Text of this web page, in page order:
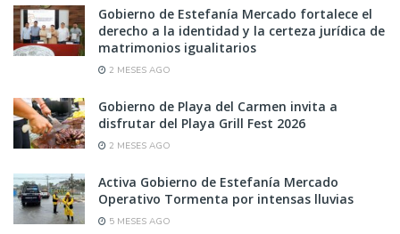
Gobierno de Estefanía Mercado fortalece el
derecho a la identidad y la certeza jurídica de
matrimonios igualitarios
2 MESES AGO
Gobierno de Playa del Carmen invita a
disfrutar del Playa Grill Fest 2026
2 MESES AGO
Activa Gobierno de Estefanía Mercado
Operativo Tormenta por intensas lluvias
5 MESES AGO